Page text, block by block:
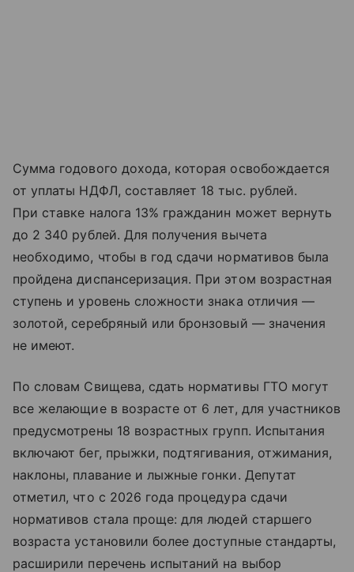
Сумма годового дохода, которая освобождается
от уплаты НДФЛ, составляет 18 тыс. рублей.
При ставке налога 13% гражданин может вернуть
до 2 340 рублей. Для получения вычета
необходимо, чтобы в год сдачи нормативов была
пройдена диспансеризация. При этом возрастная
ступень и уровень сложности знака отличия —
золотой, серебряный или бронзовый — значения
не имеют.
По словам Свищева, сдать нормативы ГТО могут
все желающие в возрасте от 6 лет, для участников
предусмотрены 18 возрастных групп. Испытания
включают бег, прыжки, подтягивания, отжимания,
наклоны, плавание и лыжные гонки. Депутат
отметил, что с 2026 года процедура сдачи
нормативов стала проще: для людей старшего
возраста установили более доступные стандарты,
расширили перечень испытаний на выбор